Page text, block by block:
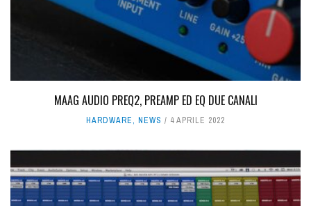
MAAG AUDIO PREQ2, PREAMP ED EQ DUE CANALI
HARDWARE, NEWS 4 APRILE 2022